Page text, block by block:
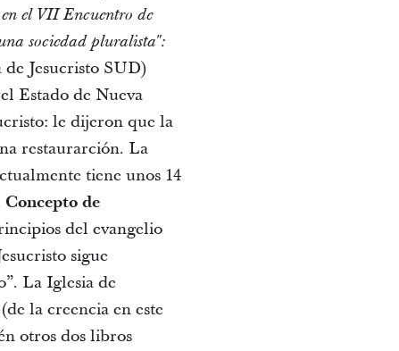
el VII Encuentro de
sociedad pluralista":
Jesucristo SUD)
Estado de Nueva
le dijeron que la
restaurarción. La
tiene unos 14
Concepto de
del evangelio
sigue
La Iglesia de
la creencia en este
otros dos libros